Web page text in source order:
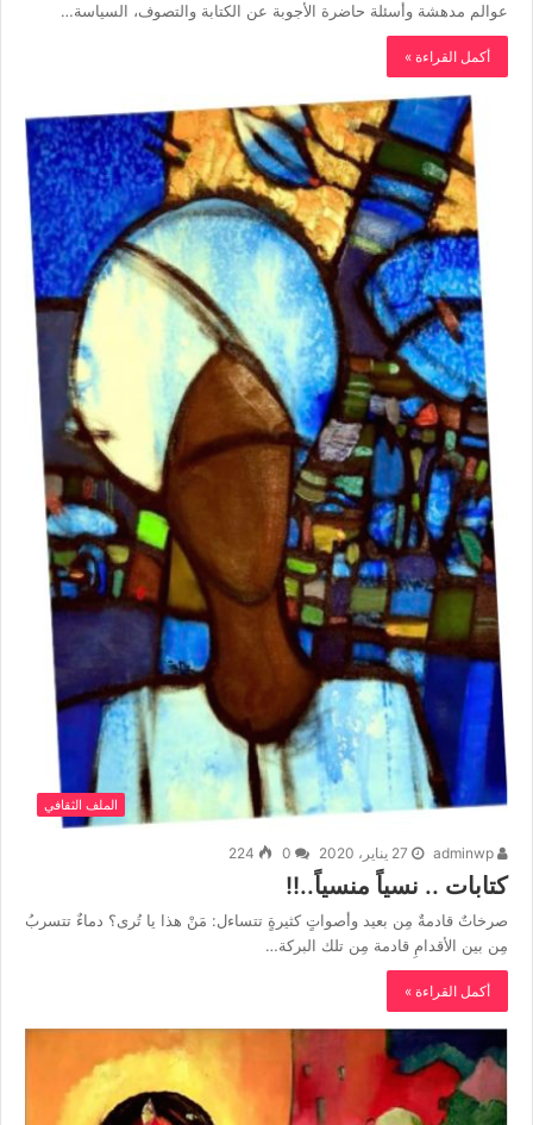
عوالم مدهشة وأسئلة حاضرة الأجوبة عن الكتابة والتصوف، السياسة…
أكمل القراءة »
الملف الثقافي
27 يناير، 2020 224
كتابات .. نسياً منسياً..!!
صرخاتٌ قادمةٌ مِن بعيد وأصواتٍ كثيرةٍ تتساءل: مَنْ هذا يا تُرى؟ دماءٌ تتسربُ
مِن بين الأقدامِ قادمة مِن تلك البركة…
أكمل القراءة »